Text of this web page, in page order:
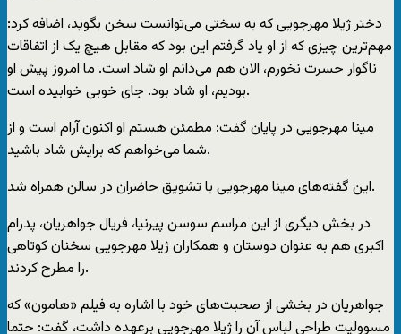
دختر ژیلا مهرجویی که به سختی می‌توانست سخن بگوید، اضافه کرد:
مهم‌ترین چیزی که از او یاد گرفتم این بود که مقابل هیچ یک از اتفاقات
ناگوار حسرت نخورم، الان هم می‌دانم او شاد است. ما امروز پیش او
بودیم، او شاد بود. جای خوبی خوابیده است.
مینا مهرجویی در پایان گفت: مطمئن هستم او اکنون آرام است و از
شما می‌خواهم که برایش شاد باشید.
این گفته‌های مینا مهرجویی با تشویق حاضران در سالن همراه شد.
در بخش دیگری از این مراسم سوسن پیرنیا، فریال جواهریان، پدرام
اکبری هم به عنوان دوستان و همکاران ژیلا مهرجویی سخنان کوتاهی
را مطرح کردند.
جواهریان در بخشی از صحبت‌های خود با اشاره به فیلم «هامون» که
مسوولیت طراحی لباس آن را ژیلا مهرجویی برعهده داشت، گفت: حتما